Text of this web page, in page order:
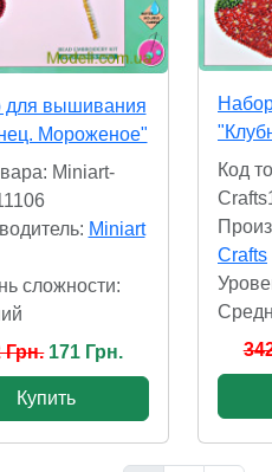
для вышивания
Мороженое"
Miniart-
Miniart
сложности:
Грн. 171 Грн.
Купить
Код
Crafts